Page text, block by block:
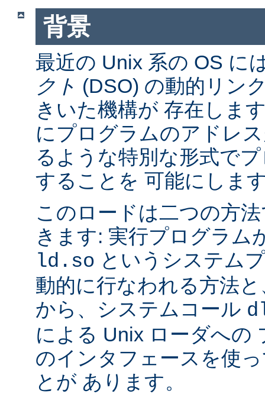
背景
最近の Unix 系の OS に
クト (DSO) の動的リン
きいた機構が 存在しま
にプログラムのアドレ
るような特別な形式で
することを 可能にしま
このロードは二つの方
きます: 実行プログラム
ld.so というシステム
動的に行なわれる方法
から、システムコール
による Unix ローダへの
のインタフェースを使
とが あります。